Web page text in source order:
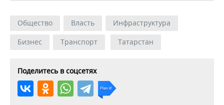
Общество Власть
Инфраструктура
Бизнес
Транспорт Татарстан
Поделитесь в соцсетях